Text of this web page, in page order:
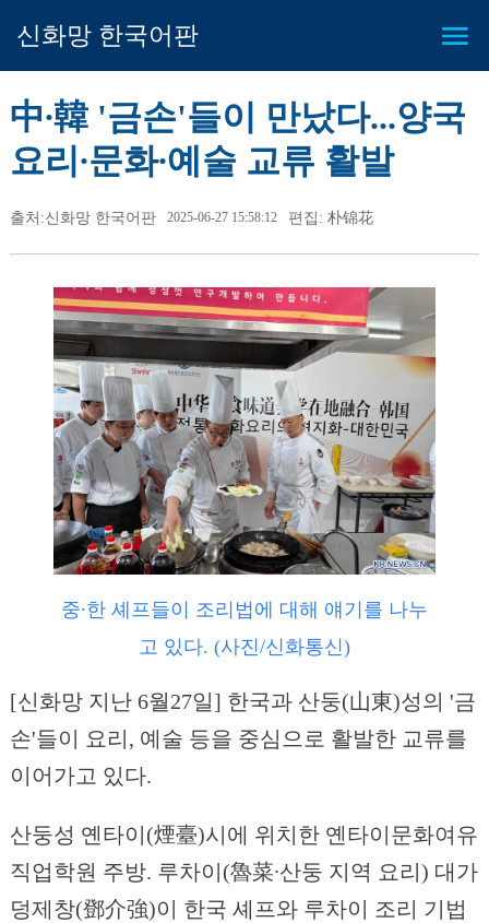
신화망 한국어판
中∙韓 '금손'들이 만났다...양국
요리∙문화∙예술 교류 활발
출처:신화망 한국어판 2025-06-27 15:58:12 편집: 朴锦花
중∙한 셰프들이 조리법에 대해 얘기를 나누
고 있다. (사진/신화통신)
[신화망 지난 6월27일] 한국과 산둥(山東)성의 '금
손'들이 요리, 예술 등을 중심으로 활발한 교류를
이어가고 있다.
산둥성 옌타이(煙臺)시에 위치한 옌타이문화여유
직업학원 주방. 루차이(魯菜∙산둥 지역 요리) 대가
덩제창(鄧介強)이 한국 셰프와 루차이 조리 기법